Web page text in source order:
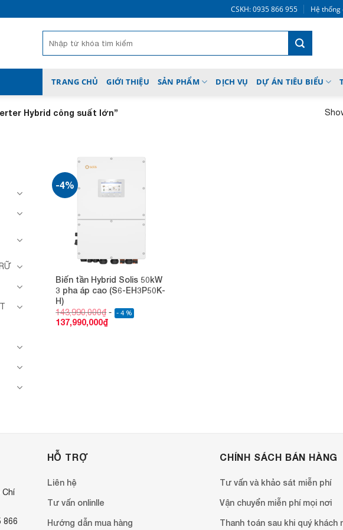
CSKH: 0935 866 955 Hệ thống
for:
TRANG CHỦ GIỚI THIỆU SẢN PHẨM DỊCH VỤ DỰ ÁN TIÊU BIỂU
Hybrid công suất lớn”
-4%
wishlist
Biến tần Hybrid Solis 50kW
3 pha áp cao (S6-EH3P50K-
H)
143,990,000₫ - 4 %
137,990,000₫
Chí
866
HỖ TRỢ
Liên hệ
Tư vấn onlinlle
Hướng dẫn mua hàng
CHÍNH SÁCH BÁN HÀNG
Tư vấn và khảo sát miễn phí
Vận chuyển miễn phí mọi nơi
Thanh toán sau khi quý khách